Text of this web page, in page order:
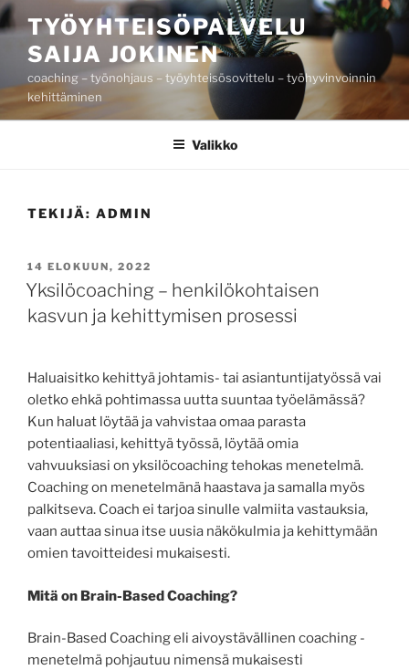
Siirry
sisältöönTYÖYHTEISÖPALVELU
SAIJA JOKINEN
coaching – työnohjaus – työyhteisösovittelu – työhyvinvoinnin
kehittäminen
Valikko
TEKIJÄ: ADMIN
JULKAISTU
14 ELOKUUN, 2022
Yksilöcoaching – henkilökohtaisen
kasvun ja kehittymisen prosessi
Haluaisitko kehittyä johtamis- tai asiantuntijatyössä vai
oletko ehkä pohtimassa uutta suuntaa työelämässä?
Kun haluat löytää ja vahvistaa omaa parasta
potentiaaliasi, kehittyä työssä, löytää omia
vahvuuksiasi on yksilöcoaching tehokas menetelmä.
Coaching on menetelmänä haastava ja samalla myös
palkitseva. Coach ei tarjoa sinulle valmiita vastauksia,
vaan auttaa sinua itse uusia näkökulmia ja kehittymään
omien tavoitteidesi mukaisesti.
Mitä on Brain-Based Coaching?
Brain-Based Coaching eli aivoystävällinen coaching -
menetelmä pohjautuu nimensä mukaisesti